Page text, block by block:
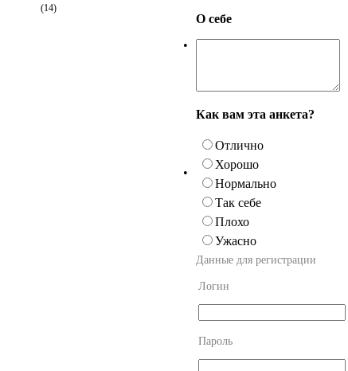
(14)
•
О себе
•
Как вам эта анкета?
Отлично
Хорошо
Нормально
Так себе
Плохо
Ужасно
Данные для регистрации
Логин
Пароль